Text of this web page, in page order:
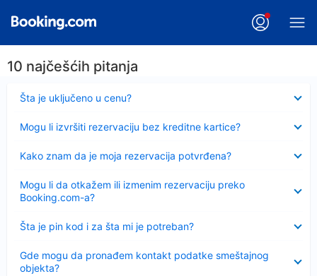
10 najčešćih pitanja
Šta je uključeno u cenu?
Sažeto
Mogu li izvršiti rezervaciju bez kreditne kartice?
Kako znam da je moja rezervacija potvrđena?
Mogu li da otkažem ili izmenim rezervaciju preko
Booking.com-a?
Šta je pin kod i za šta mi je potreban?
Sažeto
Gde mogu da pronađem kontakt podatke smeštajnog
objekta?